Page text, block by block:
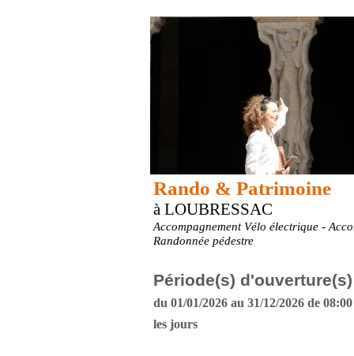
Rando & Patrimoine
à LOUBRESSAC
Accompagnement Vélo électrique -
Randonnée pédestre
Période(s) d'ouverture(s)
du 01/01/2026 au 31/12/2026 de
les jours